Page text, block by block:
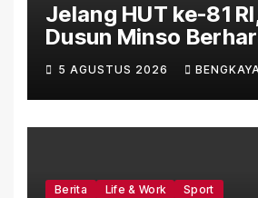
Jelang HUT ke-81
Dusun Minso
Kemerdekaan Juga
Lewat
5 AGUSTUS 2026
Berita Life & Work Sport